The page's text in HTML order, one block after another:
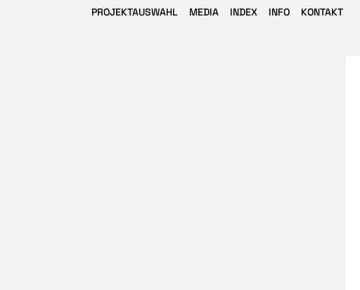
PROJEKTAUSWAHL MEDIA INDEX INFO KONTAKT